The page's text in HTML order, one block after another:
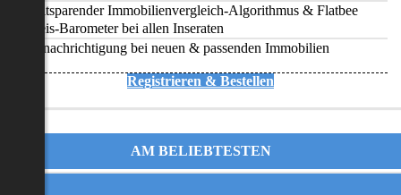
Zeitsparender Immobilienvergleich-Algorithmus & Flatbee
Preis-Barometer bei allen Inseraten
Benachrichtigung bei neuen & passenden Immobilien
Registrieren & Bestellen
AM BELIEBTESTEN